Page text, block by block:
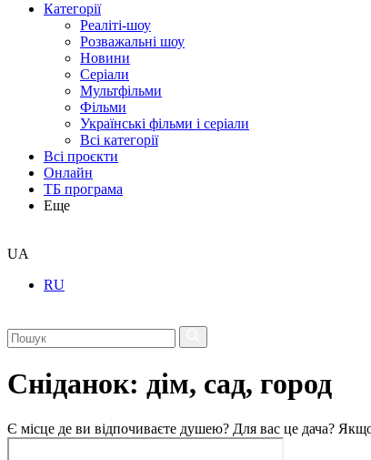
Категорії
Реаліті-шоу
Розважальні шоу
Новини
Серіали
Мультфільми
Фільми
Українські фільми і серіали
Всі категорії
Всі проєкти
Онлайн
ТБ програма
Еще
UA
RU
Сніданок: дім, сад, город
Є місце де ви відпочиваєте душею? Для вас це дача?